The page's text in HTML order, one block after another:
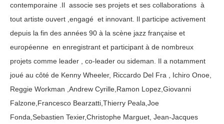
contemporaine .Il associe ses projets et ses collaborations à
tout artiste ouvert ,engagé et innovant. Il participe activement
depuis la fin des années 90 à la scène jazz française et
européenne en enregistrant et participant à de nombreux
projets comme leader , co-leader ou sideman. Il a notamment
joué au côté de Kenny Wheeler, Riccardo Del Fra , Ichiro Onoe,
Reggie Workman ,Andrew Cyrille,Ramon Lopez,Giovanni
Falzone,Francesco Bearzatti,Thierry Peala,Joe
Fonda,Sebastien Texier,Christophe Marguet, Jean-Jacques